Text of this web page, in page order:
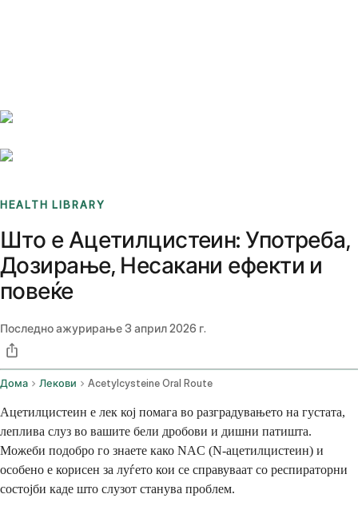
HEALTH LIBRARY
Што е Ацетилцистеин: Употреба,
Дозирање, Несакани ефекти и
повеќе
Последно ажурирање3 април 2026 г.
Дома Лекови Acetylcysteine Oral Route
Ацетилцистеин е лек кој помага во разградувањето на густата,
леплива слуз во вашите бели дробови и дишни патишта.
Можеби подобро го знаете како NAC (N-ацетилцистеин) и
особено е корисен за луѓето кои се справуваат со респираторни
состојби каде што слузот станува проблем.